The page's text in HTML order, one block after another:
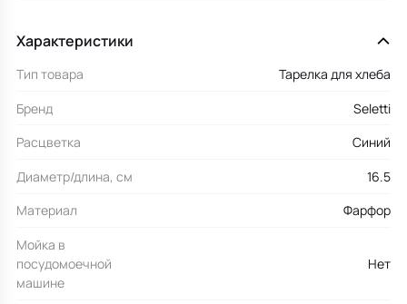
Характеристики
Тип товара
Тарелка для хлеба
Бренд
Seletti
Расцветка
Синий
Диаметр/длина, см
16.5
Материал
Фарфор
Мойка в
посудомоечной
машине
Нет